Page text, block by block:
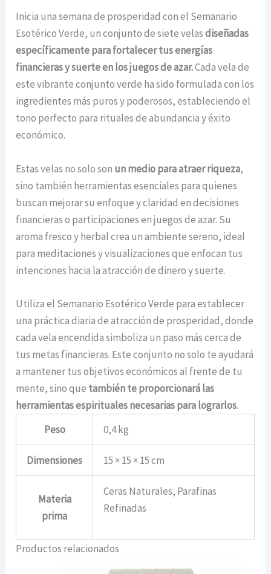
Inicia una semana de prosperidad con el Semanario
Esotérico Verde, un conjunto de siete velasdiseñadas
específicamente para fortalecer tus energías
financieras y suerte en los juegos de azar.Cada vela de
este vibrante conjunto verde ha sido formulada con los
ingredientes más puros y poderosos, estableciendo el
tono perfecto para rituales de abundancia y éxito
económico.
Estas velas no solo son un medio para atraer riqueza,
sino también herramientas esenciales para quienes
buscan mejorar su enfoque y claridad en decisiones
financieras o participaciones en juegos de azar. Su
aroma fresco y herbal crea un ambiente sereno, ideal
para meditaciones y visualizaciones que enfocan tus
intenciones hacia la atracción de dinero y suerte.
Utiliza el Semanario Esotérico Verde para establecer
una práctica diaria de atracción de prosperidad, donde
cada vela encendida simboliza un paso más cerca de
tus metas financieras. Este conjunto no solo te ayudará
a mantener tus objetivos económicos al frente de tu
mente, sino que también te proporcionará las
herramientas espirituales necesarias para lograrlos.
Peso
0,4 kg
Dimensiones 15 × 15 × 15 cm
Materia
prima
Ceras Naturales, Parafinas
Refinadas
Productos relacionados